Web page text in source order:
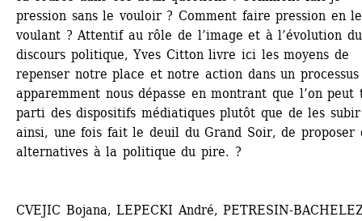
pression sans le vouloir ? Comment faire pression en le
voulant ? Attentif au rôle de l’image et à l’évolution du
discours politique, Yves Citton livre ici les moyens de
repenser notre place et notre action dans un
apparemment nous dépasse en montrant que l’on
parti des dispositifs médiatiques plutôt que de les
ainsi, une fois fait le deuil du Grand Soir, de proposer
alternatives à la politique du pire. ?
CVEJIC Bojana, LEPECKI André, PETRESIN-